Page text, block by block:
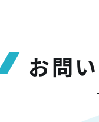
お問